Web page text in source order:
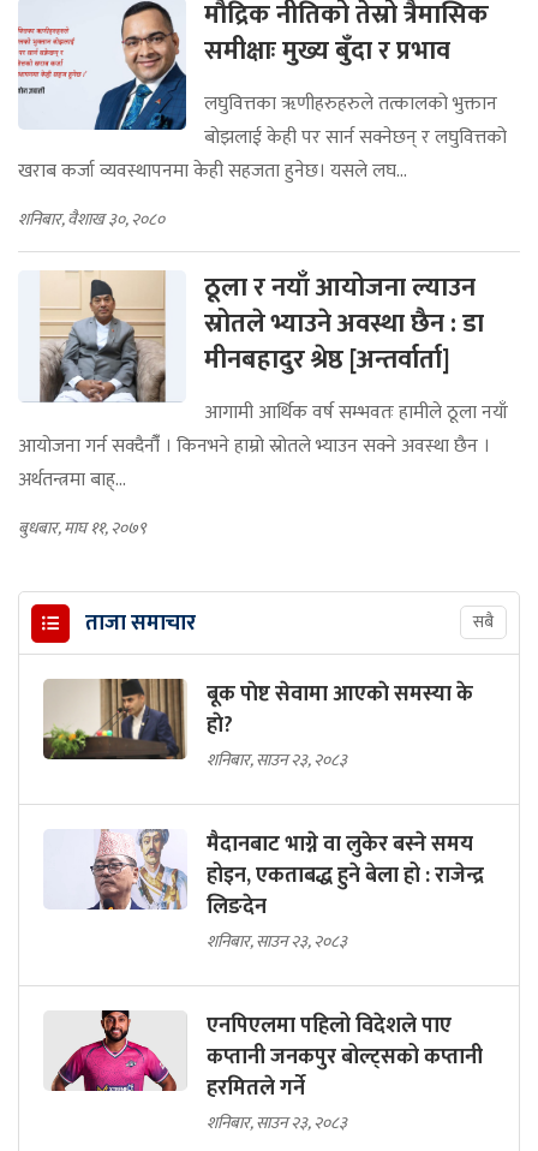
मौद्रिक नीतिको तेस्रो त्रैमासिक
समीक्षाः मुख्य बुँदा र प्रभाव
लघुवित्तका ॠणीहरुहरुले तत्कालको भुक्तान
बोझलाई केही पर सार्न सक्नेछन् र लघुवित्तको
खराब कर्जा व्यवस्थापनमा केही सहजता हुनेछ। यसले लघ...
शनिबार, वैशाख ३०, २०८०
ठूला र नयाँ आयोजना ल्याउन
स्रोतले भ्याउने अवस्था छैन : डा
मीनबहादुर श्रेष्ठ [अन्तर्वार्ता]
आगामी आर्थिक वर्ष सम्भवतः हामीले ठूला नयाँ
आयोजना गर्न सक्दैनौंँ । किनभने हाम्रो स्रोतले भ्याउन सक्ने अवस्था छैन ।
अर्थतन्त्रमा बाह्...
बुधबार, माघ ११, २०७९
ताजा समाचार सबै
बूक पाेष्ट सेवामा आएकाे समस्या के
हाे?
शनिबार, साउन २३, २०८३
मैदानबाट भाग्ने वा लुकेर बस्ने समय
होइन, एकताबद्ध हुने बेला हो : राजेन्द्र
लिङदेन
शनिबार, साउन २३, २०८३
एनपिएलमा पहिलो विदेशले पाए
कप्तानी जनकपुर बोल्ट्सको कप्तानी
हरमितले गर्ने
शनिबार, साउन २३, २०८३